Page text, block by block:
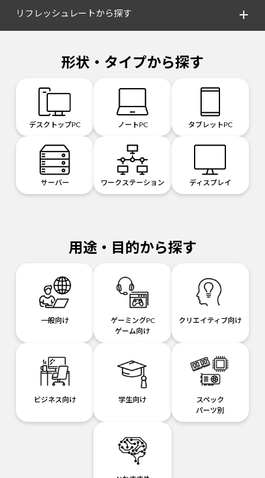
リフレッシュレートから探す
形状・タイプから探す
デスクトップPC ノートPC タブレットPC
サーバー ワークステーション ディスプレイ
用途・目的から探す
一般向け
ゲーミングPC
ゲーム向け
クリエイティブ向け
ビジネス向け 学生向け
スペック
パーツ別